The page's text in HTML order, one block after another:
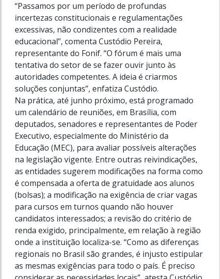
“Passamos por um período de profundas
incertezas constitucionais e regulamentações
excessivas, não condizentes com a realidade
educacional”, comenta Custódio Pereira,
representante do Fonif. “O fórum é mais uma
tentativa do setor de se fazer ouvir junto às
autoridades competentes. A ideia é criarmos
soluções conjuntas”, enfatiza Custódio.
Na prática, até junho próximo, está programado
um calendário de reuniões, em Brasília, com
deputados, senadores e representantes de Poder
Executivo, especialmente do Ministério da
Educação (MEC), para avaliar possíveis alterações
na legislação vigente. Entre outras reivindicações,
as entidades sugerem modificações na forma como
é compensada a oferta de gratuidade aos alunos
(bolsas); a modificação na exigência de criar vagas
para cursos em turnos quando não houver
candidatos interessados; a revisão do critério de
renda exigido, principalmente, em relação à região
onde a instituição localiza-se. “Como as diferenças
regionais no Brasil são grandes, é injusto estipular
as mesmas exigências para todo o país. É preciso